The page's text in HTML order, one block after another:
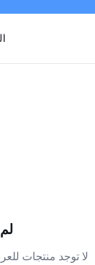
لا توجد منتجات